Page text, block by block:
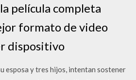
película completa
formato de video
dispositivo
esposa y tres hijos, intentan sostener